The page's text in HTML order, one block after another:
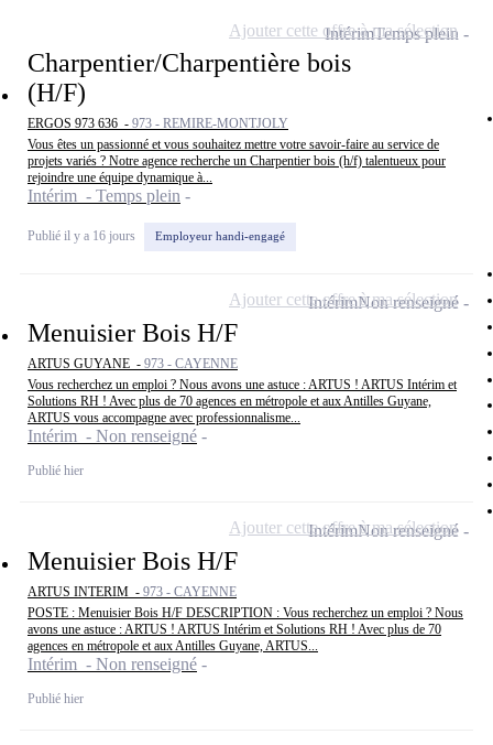
Charpentier/Charpentière bois
(H/F)
ERGOS 973 636 - 973 - REMIRE-MONTJOLY
Vous êtes un passionné et vous souhaitez mettre votre savoir-faire au service de
projets variés ? Notre agence recherche un Charpentier bois (h/f) talentueux pour
rejoindre une équipe dynamique à...
Intérim - Temps plein
Publié il y a 16 jours Employeur handi-engagé
IntérimTemps plein
Ajouter cette offre à ma sélection
Menuisier Bois H/F
ARTUS GUYANE - 973 - CAYENNE
Vous recherchez un emploi ? Nous avons une astuce : ARTUS ! ARTUS Intérim et
Solutions RH ! Avec plus de 70 agences en métropole et aux Antilles Guyane,
ARTUS vous accompagne avec professionnalisme...
Intérim - Non renseigné
Publié hier
IntérimNon renseigné
Ajouter cette offre à ma sélection
Menuisier Bois H/F
ARTUS INTERIM - 973 - CAYENNE
POSTE : Menuisier Bois H/F DESCRIPTION : Vous recherchez un emploi ? Nous
avons une astuce : ARTUS ! ARTUS Intérim et Solutions RH ! Avec plus de 70
agences en métropole et aux Antilles Guyane, ARTUS...
Intérim - Non renseigné
Publié hier
IntérimNon renseigné
Ajouter cette offre à ma sélection